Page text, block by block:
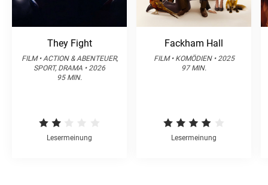
They Fight
FILM • ACTION & ABENTEUER,
SPORT, DRAMA • 2026
95 MIN.
Lesermeinung
Fackham Hall
FILM • KOMÖDIEN • 2025
97 MIN.
Lesermeinung